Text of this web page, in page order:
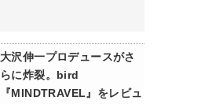
大沢伸一プロデュースがさ
らに炸裂。bird
『MINDTRAVEL』をレビュ